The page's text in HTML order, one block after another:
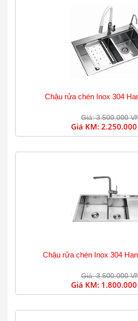
Chậu rửa chén Inox 304
Giá: 3.500.000
Giá KM:
Chậu rửa chén Inox 304
Giá: 3.500.000
Giá KM: